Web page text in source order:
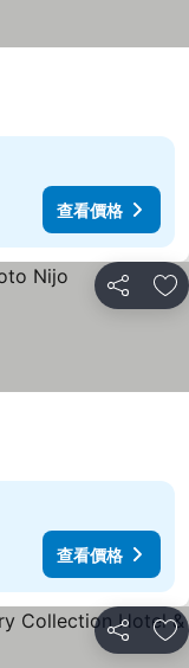
查看價格
分享 放
查看價格
分享 放